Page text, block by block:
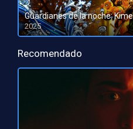
2025
HD 1080pHD 720p
Recomendado